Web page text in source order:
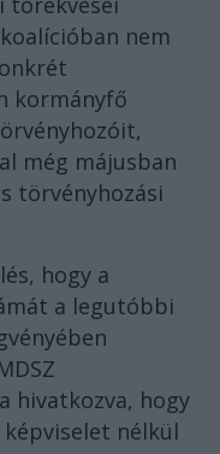
nem
kormányfő
még májusban
törvényhozási
hogy a
a legutóbbi
hogy
nélkül